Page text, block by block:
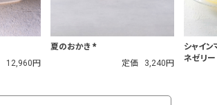
12,960円
夏のおかき *
定価
3,240円
シャイン
ネゼリー